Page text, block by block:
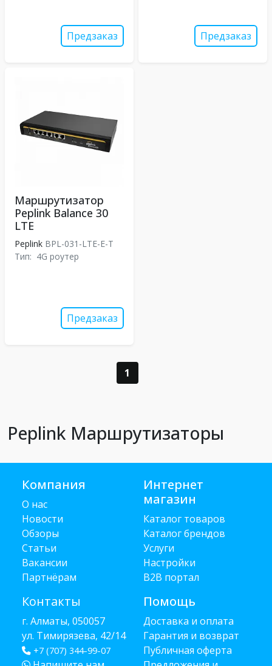
Предзаказ Предзаказ
Маршрутизатор
Peplink Balance 30
LTE
Peplink BPL-031-LTE-E-T
Тип: 4G роутер
Предзаказ
1
Peplink Маршрутизаторы
Компания
О нас
Новости
Обзоры
Статьи
Вакансии
Партнёрам
Контакты
г. Алматы, 050057
ул. Тимирязева, 42/14
+7 (707) 344-99-07
Интернет
магазин
Каталог товаров
Каталог брендов
Услуги
Настройки
B2B портал
Помощь
Доставка и оплата
Гарантия и возврат
Публичная оферта